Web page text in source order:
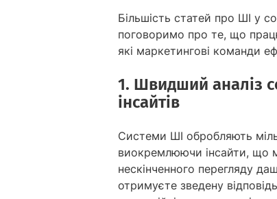
Більшість статей про ШІ у
поговоримо про те, що
які маркетингові команди
1. Швидший аналіз
інсайтів
Системи ШІ обробляють
виокремлюючи інсайти, що
нескінченного перегляду
отримуєте зведену